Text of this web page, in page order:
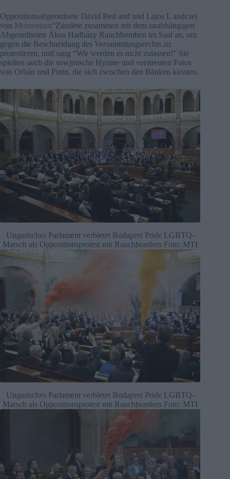
Oppositionsabgeordnete Dávid Bed and und Lajos L andcsei
von Momentum“Zündete zusammen mit dem unabhängigen
Abgeordneten Ákos Hadházy Rauchbomben im Saal an, um
gegen die Beschneidung des Versammlungsrechts zu
protestieren, und sang “Wir werden es nicht zulassen!” Sie
spielten auch die sowjetische Hymne und verstreuten Fotos
von Orbán und Putin, die sich zwischen den Bänken küssten.
Ungarisches Parlament verbietet Budapest Pride LGBTQ-
Marsch als Oppositionsprotest mit Rauchbomben Foto: MTI
Ungarisches Parlament verbietet Budapest Pride LGBTQ-
Marsch als Oppositionsprotest mit Rauchbomben Foto: MTI